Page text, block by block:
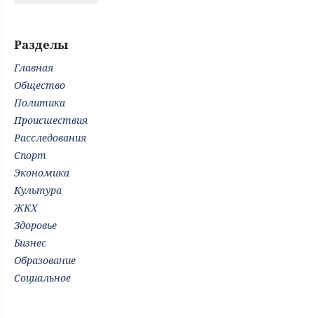
Разделы
Главная
Общество
Политика
Происшествия
Расследования
Спорт
Экономика
Культура
ЖКХ
Здоровье
Бизнес
Образование
Социальное